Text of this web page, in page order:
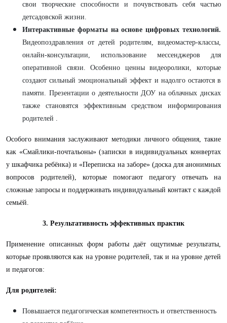
свои творческие способности и почувствовать себя частью
детсадовской жизни.
Интерактивные форматы на основе цифровых технологий.
Видеопоздравления от детей родителям, видеомастер-классы,
онлайн-консультации, использование мессенджеров для
оперативной связи. Особенно ценны видеоролики, которые
создают сильный эмоциональный эффект и надолго остаются в
памяти. Презентации о деятельности ДОУ на облачных дисках
также становятся эффективным средством информирования
родителей .
Особого внимания заслуживают методики личного общения, такие
как «Смайлики-почтальоны» (записки в индивидуальных конвертах
у шкафчика ребёнка) и «Переписка на заборе» (доска для анонимных
вопросов родителей), которые помогают педагогу отвечать на
сложные запросы и поддерживать индивидуальный контакт с каждой
семьёй.
3. Результативность эффективных практик
Применение описанных форм работы даёт ощутимые результаты,
которые проявляются как на уровне родителей, так и на уровне детей
и педагогов:
Для родителей:
Повышается педагогическая компетентность и ответственность